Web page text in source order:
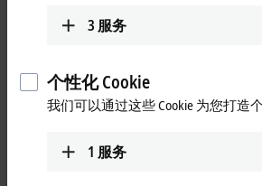
3 服务
个性化 Cookie
我们可以通过这些 Cookie 为您打造
1 服务